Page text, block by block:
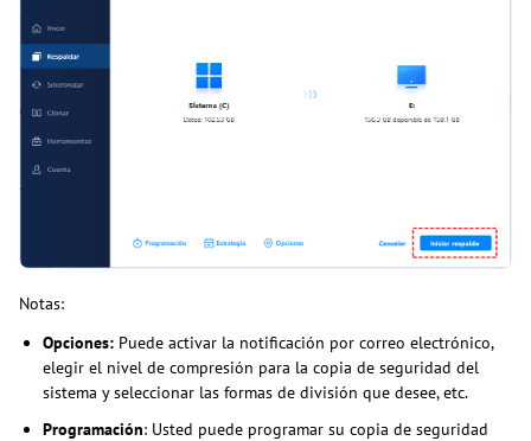
Notas:
Opciones: Puede activar la notificación por correo electrónico,
elegir el nivel de compresión para la copia de seguridad del
sistema y seleccionar las formas de división que desee, etc.
Programación: Usted puede programar su copia de seguridad